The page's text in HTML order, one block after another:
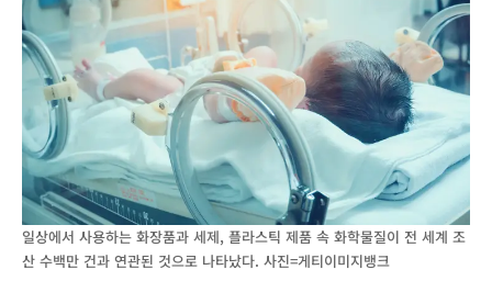
일상에서 사용하는 화장품과 세제, 플라스틱 제품 속 화학물질이 전 세계 조
산 수백만 건과 연관된 것으로 나타났다. 사진=게티이미지뱅크